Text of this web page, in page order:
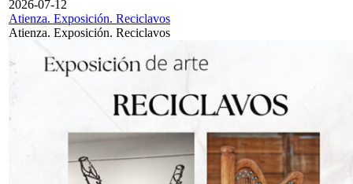
2026-07-12
Atienza. Exposición. Reciclavos
Atienza. Exposición. Reciclavos